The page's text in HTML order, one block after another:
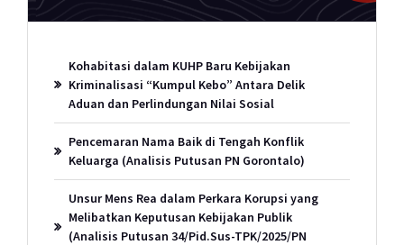
Kohabitasi dalam KUHP Baru Kebijakan
Kriminalisasi “Kumpul Kebo” Antara Delik
Aduan dan Perlindungan Nilai Sosial
Pencemaran Nama Baik di Tengah Konflik
Keluarga (Analisis Putusan PN Gorontalo)
Unsur Mens Rea dalam Perkara Korupsi yang
Melibatkan Keputusan Kebijakan Publik
(Analisis Putusan 34/Pid.Sus-TPK/2025/PN